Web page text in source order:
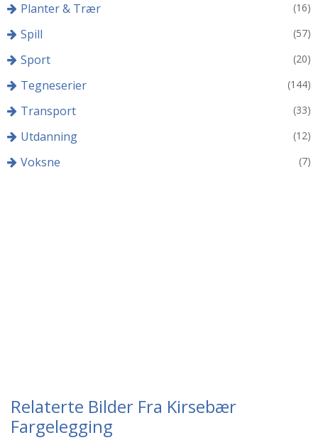
Planter & Trær (16)
Spill (57)
Sport (20)
Tegneserier (144)
Transport (33)
Utdanning (12)
Voksne (7)
Relaterte Bilder Fra Kirsebær
Fargelegging